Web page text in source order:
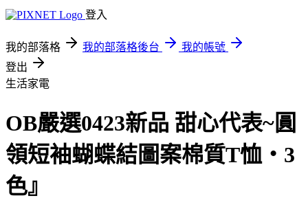
登入
我的部落格 我的部落格後台
我的帳號
登出
生活家電
OB嚴選0423新品 甜心代表~圓
領短袖蝴蝶結圖案棉質T恤‧3
色』